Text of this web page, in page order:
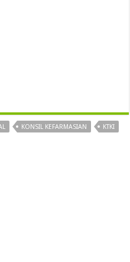
KONSIL KEFARMASIAN KTKI